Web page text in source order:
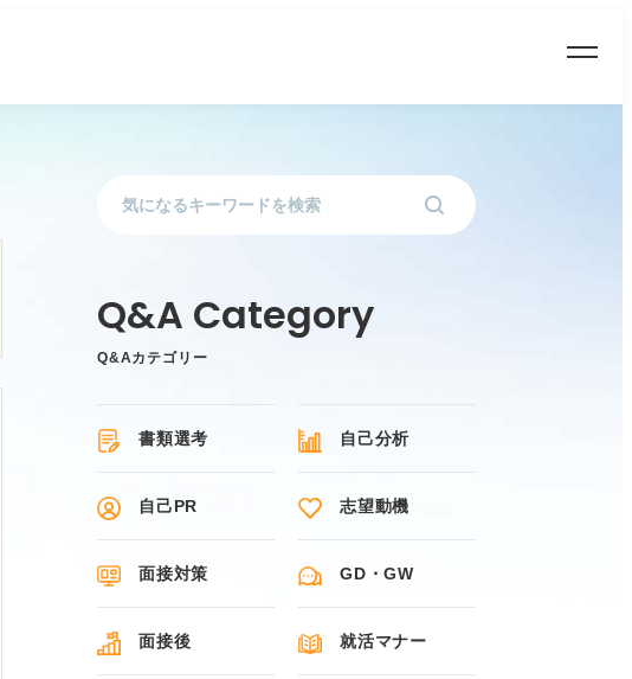
Q&Aカテゴリー
書類選考 自己分析
自己PR 志望動機
面接対策 GD・GW
面接後 就活マナー